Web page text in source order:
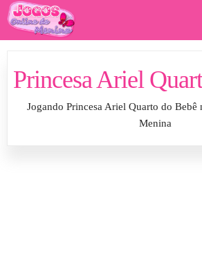
Princesa Ariel
Jogando Princesa Ariel Quarto do Bebê
Menina